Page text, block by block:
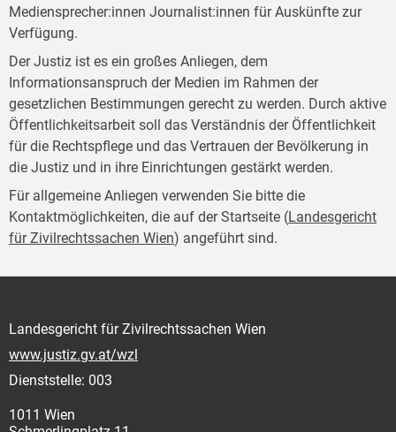
Mediensprecher:innen Journalist:innen für Auskünfte zur
Verfügung.
Der Justiz ist es ein großes Anliegen, dem
Informationsanspruch der Medien im Rahmen der
gesetzlichen Bestimmungen gerecht zu werden. Durch aktive
Öffentlichkeitsarbeit soll das Verständnis der Öffentlichkeit
für die Rechtspflege und das Vertrauen der Bevölkerung in
die Justiz und in ihre Einrichtungen gestärkt werden.
Für allgemeine Anliegen verwenden Sie bitte die
Kontaktmöglichkeiten, die auf der Startseite (Landesgericht
für Zivilrechtssachen Wien) angeführt sind.
Landesgericht für Zivilrechtssachen Wien
www.justiz.gv.at/wzl
Dienststelle: 003
1011 Wien